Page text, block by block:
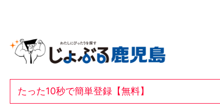
たった10秒で簡単登録【無料】